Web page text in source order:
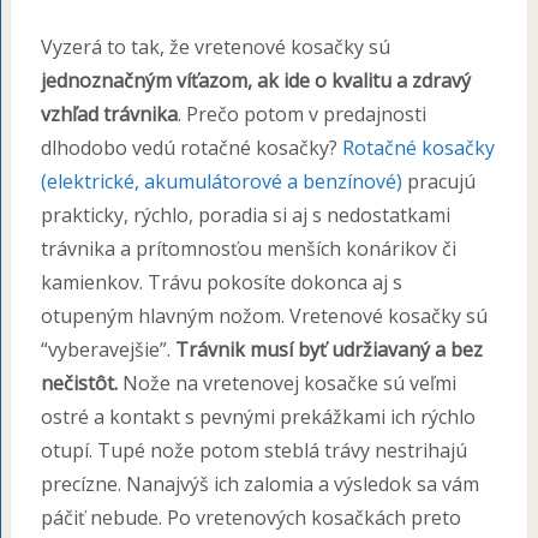
Vyzerá to tak, že vretenové kosačky sú
jednoznačným víťazom, ak ide o kvalitu a zdravý
vzhľad trávnika. Prečo potom v predajnosti
dlhodobo vedú rotačné kosačky? Rotačné kosačky
(elektrické, akumulátorové a benzínové) pracujú
prakticky, rýchlo, poradia si aj s nedostatkami
trávnika a prítomnosťou menších konárikov či
kamienkov. Trávu pokosíte dokonca aj s
otupeným hlavným nožom. Vretenové kosačky sú
“vyberavejšie”. Trávnik musí byť udržiavaný a bez
nečistôt.Nože na vretenovej kosačke sú veľmi
ostré a kontakt s pevnými prekážkami ich rýchlo
otupí. Tupé nože potom steblá trávy nestrihajú
precízne. Nanajvýš ich zalomia a výsledok sa vám
páčiť nebude. Po vretenových kosačkách preto